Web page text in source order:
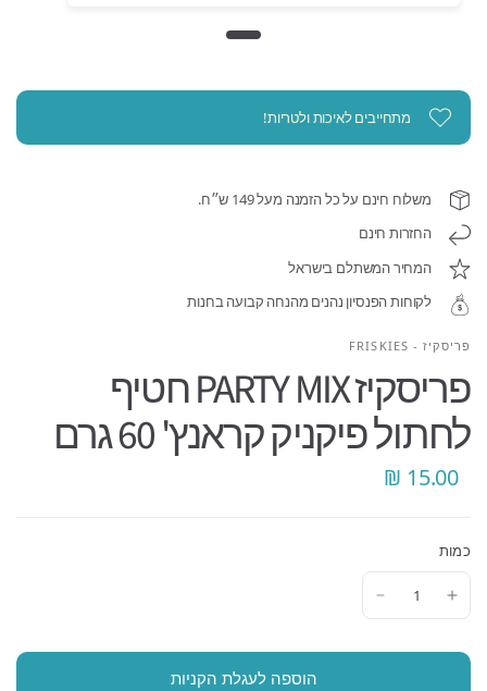
מתחייבים לאיכות ולטריות!
משלוח חינם על כל הזמנה מעל 149 ש״ח.
החזרות חינם
המחיר המשתלם בישראל
לקוחות הפנסיון נהנים מהנחה קבועה בחנות
פריסקיז - FRISKIES
פריסקיז PARTY MIX חטיף
לחתול פיקניק קראנץ' 60 גרם
15.00 ₪
כמות
הוספה לעגלת הקניות